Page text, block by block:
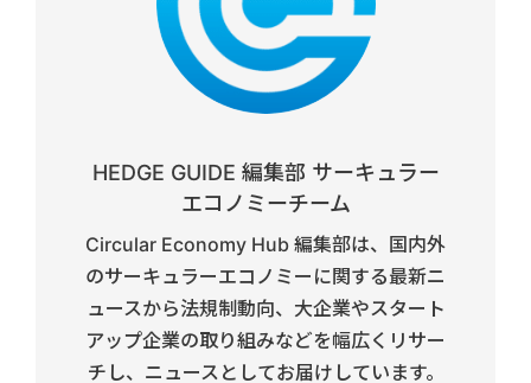
HEDGE GUIDE 編集部 サーキュラー
エコノミーチーム
Circular Economy Hub 編集部は、国内外
のサーキュラーエコノミーに関する最新ニ
ュースから法規制動向、大企業やスタート
アップ企業の取り組みなどを幅広くリサー
チし、ニュースとしてお届けしています。